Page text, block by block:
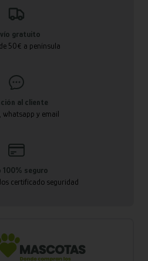
gratuito
50€ a península
al cliente
whatsapp y email
100% seguro
certificado seguridad